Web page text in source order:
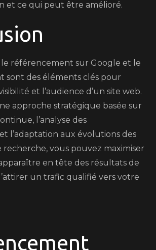
et ce qui peut être amélioré.
le référencement sur Google et le
sont des éléments clés pour
et l’audience d’un site web.
approche stratégique basée sur
l’analyse des
l’adaptation aux évolutions des
recherche, vous pouvez maximiser
en tête des résultats de
un trafic qualifié vers votre